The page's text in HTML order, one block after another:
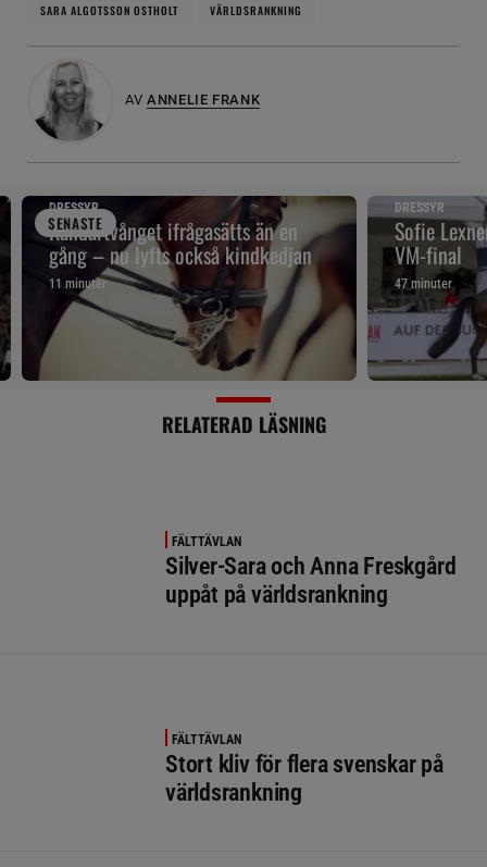
SARA ALGOTSSON OSTHOLT
VÄRLDSRANKNING
AV ANNELIE FRANK
SENASTE
DRESSYR
Kandartvånget ifrågasätts än en
gång – nu lyfts också kindkedjan
11 minuter
DRESSYR
Sofie
VM-final
47 minuter
RELATERAD LÄSNING
FÄLTTÄVLAN
Silver-Sara och Anna Freskgård
uppåt på världsrankning
FÄLTTÄVLAN
Stort kliv för flera svenskar på
världsrankning